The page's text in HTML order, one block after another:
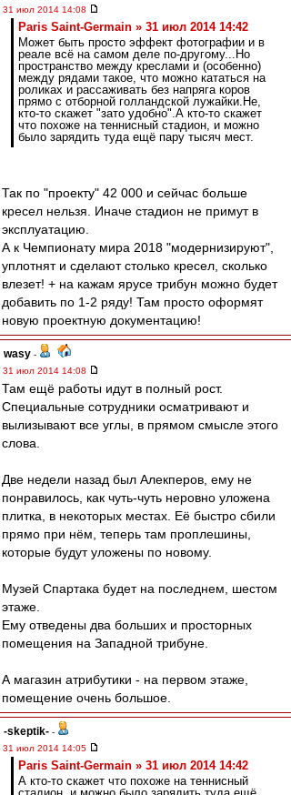
31 июл 2014 14:08
Paris Saint-Germain » 31 июл 2014 14:42
Может быть просто эффект фотографии и в
реале всё на самом деле по-другому...Но
пространство между креслами и (особенно)
между рядами такое, что можно кататься на
роликах и рассаживать без напряга коров
прямо с отборной голландской лужайки.Не,
кто-то скажет "зато удобно".А кто-то скажет
что похоже на теннисный стадион, и можно
было зарядить туда ещё пару тысяч мест.
Так по "проекту" 42 000 и сейчас больше
кресел нельзя. Иначе стадион не примут в
эксплуатацию.
А к Чемпионату мира 2018 "модернизируют",
уплотнят и сделают столько кресел, сколько
влезет! + на кажам ярусе трибун можно будет
добавить по 1-2 ряду! Там просто оформят
новую проектную документацию!
wasy -
31 июл 2014 14:08
Там ещё работы идут в полный рост.
Специальные сотрудники осматривают и
вылизывают все углы, в прямом смысле этого
слова.
Две недели назад был Алекперов, ему не
понравилось, как чуть-чуть неровно уложена
плитка, в некоторых местах. Её быстро сбили
прямо при нём, теперь там проплешины,
которые будут уложены по новому.
Музей Спартака будет на последнем, шестом
этаже.
Ему отведены два больших и просторных
помещения на Западной трибуне.
А магазин атрибутики - на первом этаже,
помещение очень большое.
-skeptik- -
31 июл 2014 14:05
Paris Saint-Germain » 31 июл 2014 14:42
А кто-то скажет что похоже на теннисный